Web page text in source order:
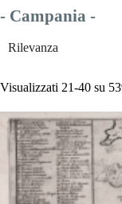
- Campania -
Rilevanza
Visualizzati 21-40 su